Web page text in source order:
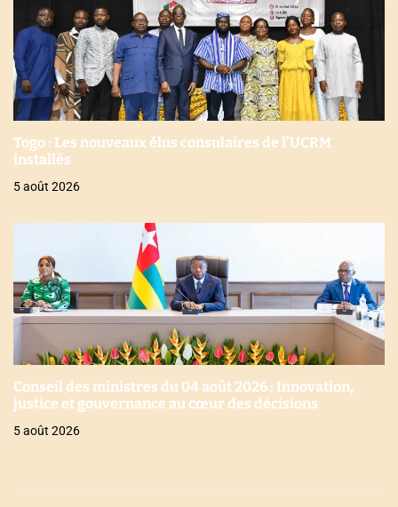
Togo : Les nouveaux élus consulaires de l’UCRM
installés
5 août 2026
Conseil des ministres du 04 août 2026 : Innovation,
justice et gouvernance au cœur des décisions
5 août 2026